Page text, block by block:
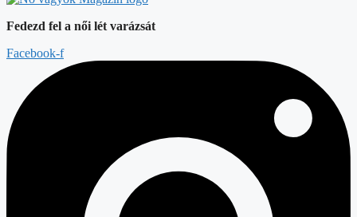
Fedezd fel a női lét varázsát
Facebook-f